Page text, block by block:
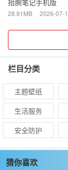
抬腕笔记手机版
28.91MB 2026-07-
栏目分类
主题壁纸
生活服务
安全防护
猜你喜欢